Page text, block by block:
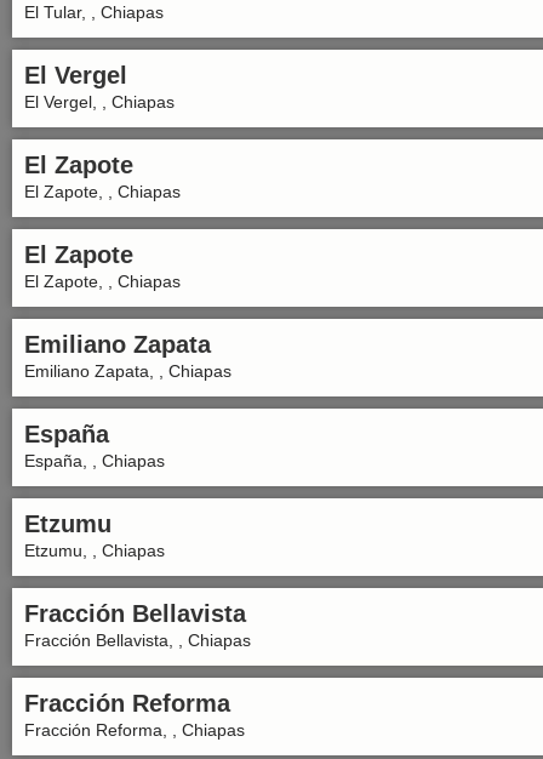
El Tular, , Chiapas
El Vergel
El Vergel, , Chiapas
El Zapote
El Zapote, , Chiapas
El Zapote
El Zapote, , Chiapas
Emiliano Zapata
Emiliano Zapata, , Chiapas
España
España, , Chiapas
Etzumu
Etzumu, , Chiapas
Fracción Bellavista
Fracción Bellavista, , Chiapas
Fracción Reforma
Fracción Reforma, , Chiapas